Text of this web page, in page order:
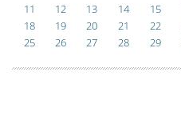
11
12 13 14 15
18
19 20 21 22
25
26 27 28 29